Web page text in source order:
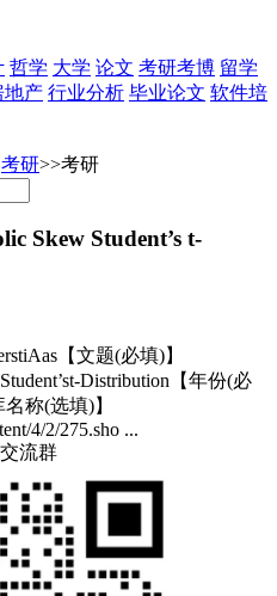
哲学 大学 论文 考研考博 留学
地产 行业分析 毕业论文 软件培
考研>>考研
Skew Student’s t-
【文题(必填)】
Distribution【年份(必
称(选填)】
4/2/275.sho ...
流群